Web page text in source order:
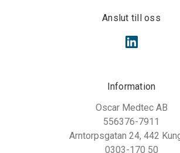
Anslut till oss
Information
Oscar Medtec AB
556376-7911
Arntorpsgatan 24, 442
0303-170 50